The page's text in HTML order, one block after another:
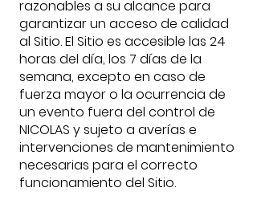
razonables a su alcance para
garantizar un acceso de calidad
al Sitio. El Sitio es accesible las 24
horas del día, los 7 días de la
semana, excepto en caso de
fuerza mayor o la ocurrencia de
un evento fuera del control de
NICOLAS y sujeto a averías e
intervenciones de mantenimiento
necesarias para el correcto
funcionamiento del Sitio.